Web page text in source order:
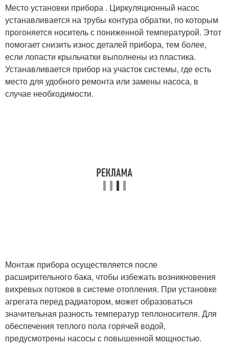
Место установки прибора . Циркуляционный насос
устанавливается на трубы контура обратки, по которым
прогоняется носитель с пониженной температурой. Этот
помогает снизить износ деталей прибора, тем более,
если лопасти крыльчатки выполнены из пластика.
Устанавливается прибор на участок системы, где есть
место для удобного ремонта или замены насоса, в
случае необходимости.
Монтаж прибора осуществляется после
расширительного бака, чтобы избежать возникновения
вихревых потоков в системе отопления. При установке
агрегата перед радиатором, может образоваться
значительная разность температур теплоносителя. Для
обеспечения теплого пола горячей водой,
предусмотрены насосы с повышенной мощностью.